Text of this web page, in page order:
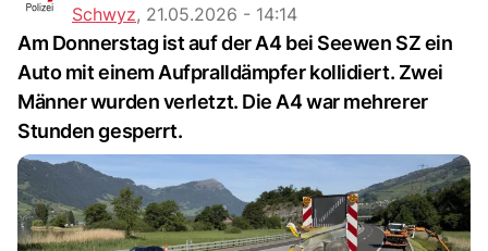
Schwyz, 21.05.2026 - 14:14
Am Donnerstag ist auf der A4 bei Seewen SZ ein
Auto mit einem Aufpralldämpfer kollidiert. Zwei
Männer wurden verletzt. Die A4 war mehrerer
Stunden gesperrt.